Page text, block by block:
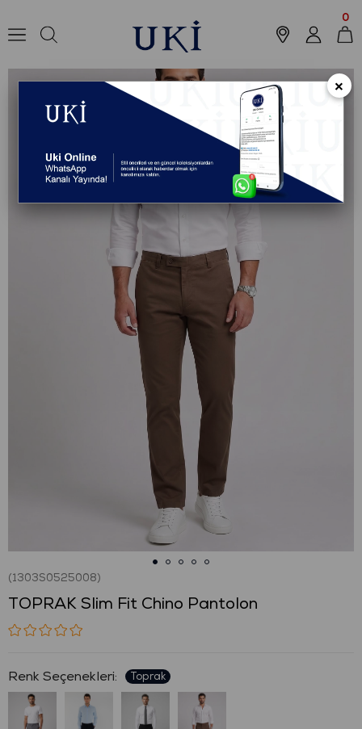
0
TOPRAK Slim Fit
(1303S0525008)
TOPRAK Slim Fit Chino Pantolon
:
×